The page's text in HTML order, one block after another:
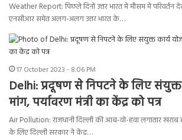
Weather Report: पिछले दिनों उत्तर भारत में मौसम में परिवर्तन
एनसीआर समेत अलग-अलग उत्तर भारत के…
17 October 2023 - 8:06 PM
Delhi: प्रदूषण से निपटने के लिए संयुक्त
मांग, पर्यावरण मंत्री का केंद्र को पत्र
Air Pollution: राजधानी दिल्ली की आब-वो-हवा लगातार खराब
के लिए दिल्ली सरकार ने केंद्र…